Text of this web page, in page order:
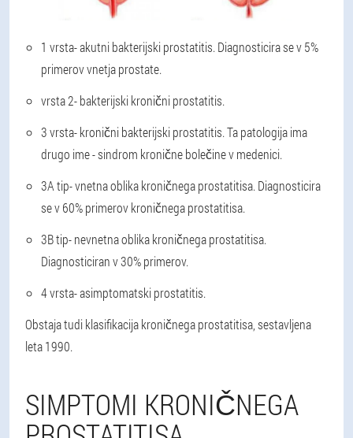
1 vrsta- akutni bakterijski prostatitis. Diagnosticira se v 5%
primerov vnetja prostate.
vrsta 2- bakterijski kronični prostatitis.
3 vrsta- kronični bakterijski prostatitis. Ta patologija ima
drugo ime - sindrom kronične bolečine v medenici.
3A tip- vnetna oblika kroničnega prostatitisa. Diagnosticira
se v 60% primerov kroničnega prostatitisa.
3B tip- nevnetna oblika kroničnega prostatitisa.
Diagnosticiran v 30% primerov.
4 vrsta- asimptomatski prostatitis.
Obstaja tudi klasifikacija kroničnega prostatitisa, sestavljena
leta 1990.
SIMPTOMI KRONIČNEGA